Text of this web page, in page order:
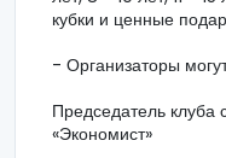
кубки и ценные
- Организаторы
Председатель клуба
«Экономист»